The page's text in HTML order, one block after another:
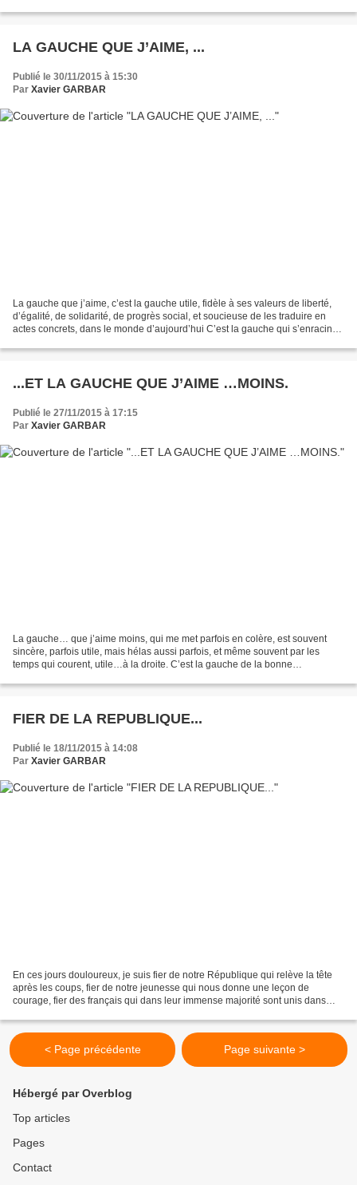
LA GAUCHE QUE J’AIME, ...
Publié le 30/11/2015 à 15:30
Par Xavier GARBAR
La gauche que j’aime, c’est la gauche utile, fidèle à ses valeurs de liberté,
d’égalité, de solidarité, de progrès social, et soucieuse de les traduire en
actes concrets, dans le monde d’aujourd’hui C’est la gauche qui s’enracine
...ET LA GAUCHE QUE J’AIME …MOINS.
Publié le 27/11/2015 à 17:15
Par Xavier GARBAR
La gauche… que j’aime moins, qui me met parfois en colère, est souvent
sincère, parfois utile, mais hélas aussi parfois, et même souvent par les
temps qui courent, utile…à la droite. C’est la gauche de la bonne
FIER DE LA REPUBLIQUE...
Publié le 18/11/2015 à 14:08
Par Xavier GARBAR
En ces jours douloureux, je suis fier de notre République qui relève la tête
après les coups, fier de notre jeunesse qui nous donne une leçon de
courage, fier des français qui dans leur immense majorité sont unis dans
< Page précédente Page suivante >
Hébergé par Overblog
Top articles
Pages
Contact